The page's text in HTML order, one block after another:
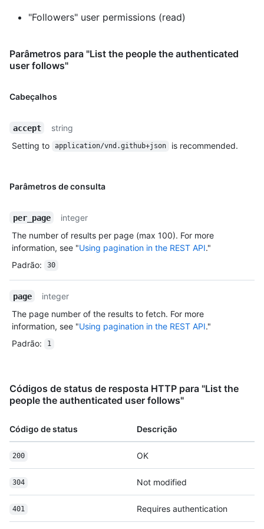
"Followers" user permissions (read)
Parâmetros para "List the people the authenticated
user follows"
Cabeçalhos
accept
string
Setting to
application/vnd.github+json is recommended.
Parâmetros de consulta
per_page
integer
The number of results per page (max 100). For more
information, see "Using pagination in the REST API."
Padrão: 30
page
integer
The page number of the results to fetch. For more
information, see "Using pagination in the REST API."
Padrão: 1
Códigos de status de resposta HTTP para "List the
people the authenticated user follows"
Código de status Descrição
200 OK
304 Not modified
401 Requires authentication